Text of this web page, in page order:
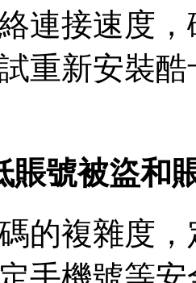
連接速度
重新安裝
賬號被盜和
的複雜度